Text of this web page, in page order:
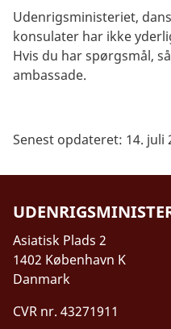
Udenrigsministeriet,
konsulater har ikke
Hvis du har spørgsmål,
ambassade.
Senest opdateret: 14. juli
Asiatisk Plads 2
1402 København K
Danmark
CVR nr. 43271911